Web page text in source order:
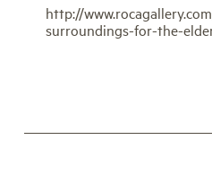
http://
surroundings-for-the-